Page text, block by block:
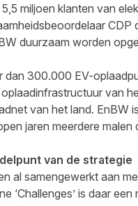
miljoen klanten van
CDP
duurzaam worden
300.000 EV-
van
van het land. EnBW
jaren meerdere malen
van de strategie
al samengewerkt aan
‘Challenges’ is daar